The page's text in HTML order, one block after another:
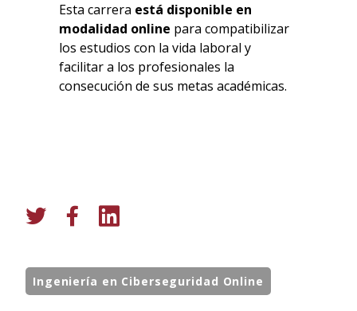
Esta carrera está disponible en
modalidad online para compatibilizar
los estudios con la vida laboral y
facilitar a los profesionales la
consecución de sus metas académicas.
Ingeniería en Ciberseguridad Online